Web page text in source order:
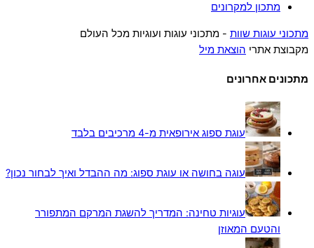
מתכון למקרונים
מתכוני עוגות שוות - מתכוני עוגות ועוגיות מכל העולם
מקבוצת אתרי הוצאת מיל
מתכונים אחרונים
עוגת ספוג אירופאית מ-4 מרכיבים בלבד
עוגה בחושה או עוגת ספוג: מה ההבדל ואיך לבחור נכון?
עוגיות טחינה: המדריך להשגת המרקם המתפורר
והטעם המאוזן